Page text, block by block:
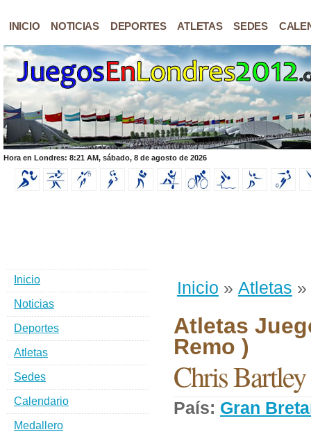
INICIO NOTICIAS DEPORTES ATLETAS SEDES
Hora en Londres: 8:21 AM, sábado, 8 de agosto de 2026
Inicio » Atletas »
Atletas
Remo )
Chris Bartley
País: Gran
Inicio
Noticias
Deportes
Atletas
Sedes
Calendario
Medallero